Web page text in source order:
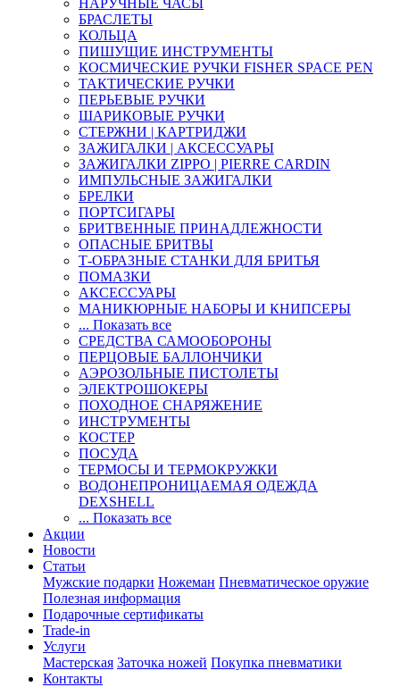
НАРУЧНЫЕ ЧАСЫ
БРАСЛЕТЫ
КОЛЬЦА
ПИШУЩИЕ ИНСТРУМЕНТЫ
КОСМИЧЕСКИЕ РУЧКИ FISHER SPACE PEN
ТАКТИЧЕСКИЕ РУЧКИ
ПЕРЬЕВЫЕ РУЧКИ
ШАРИКОВЫЕ РУЧКИ
СТЕРЖНИ | КАРТРИДЖИ
ЗАЖИГАЛКИ | АКСЕССУАРЫ
ЗАЖИГАЛКИ ZIPPO | PIERRE CARDIN
ИМПУЛЬСНЫЕ ЗАЖИГАЛКИ
БРЕЛКИ
ПОРТСИГАРЫ
БРИТВЕННЫЕ ПРИНАДЛЕЖНОСТИ
ОПАСНЫЕ БРИТВЫ
Т-ОБРАЗНЫЕ СТАНКИ ДЛЯ БРИТЬЯ
ПОМАЗКИ
АКСЕССУАРЫ
МАНИКЮРНЫЕ НАБОРЫ И КНИПСЕРЫ
... Показать все
СРЕДСТВА САМООБОРОНЫ
ПЕРЦОВЫЕ БАЛЛОНЧИКИ
АЭРОЗОЛЬНЫЕ ПИСТОЛЕТЫ
ЭЛЕКТРОШОКЕРЫ
ПОХОДНОЕ СНАРЯЖЕНИЕ
ИНСТРУМЕНТЫ
КОСТЕР
ПОСУДА
ТЕРМОСЫ И ТЕРМОКРУЖКИ
ВОДОНЕПРОНИЦАЕМАЯ ОДЕЖДА
DEXSHELL
... Показать все
Акции
Новости
Статьи
Мужские подарки Ножеман Пневматическое оружие
Полезная информация
Подарочные сертификаты
Trade-in
Услуги
Мастерская Заточка ножей Покупка пневматики
Контакты